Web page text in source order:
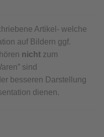
Artikel- welche
auf Bildern ggf.
nicht zum
sind
besseren Darstellung
dienen.